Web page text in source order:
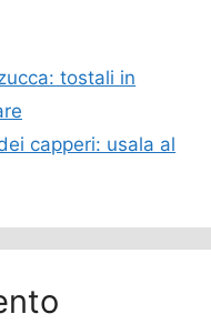
tostali in
capperi: usala al